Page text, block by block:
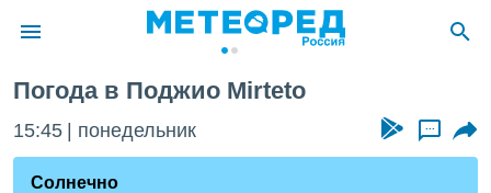
о
Погода в Поджио Mirteto
15:45 понедельник ...
Солнечно